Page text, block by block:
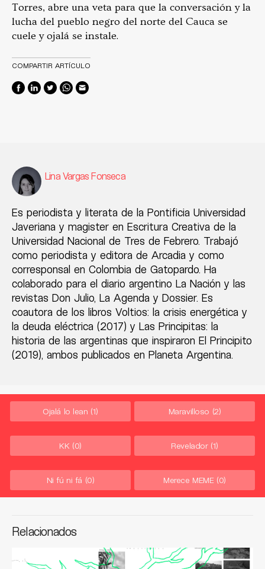
Torres, abre una veta para que la conversación y la
lucha del pueblo negro del norte del Cauca se
cuele y ojalá se instale.
COMPARTIR ARTÍCULO
Lina Vargas Fonseca
Es periodista y literata de la Pontificia Universidad
Javeriana y magister en Escritura Creativa de la
Universidad Nacional de Tres de Febrero. Trabajó
como periodista y editora de Arcadia y como
corresponsal en Colombia de Gatopardo. Ha
colaborado para el diario argentino La Nación y las
revistas Don Julio, La Agenda y Dossier. Es
coautora de los libros Voltios: la crisis energética y
la deuda eléctrica (2017) y Las Principitas: la
historia de las argentinas que inspiraron El Principito
(2019), ambos publicados en Planeta Argentina.
Ojalá lo lean (1) Maravilloso (2)
KK (0) Revelador (1)
Ni fú ni fá (0) Merece MEME (0)
Relacionados